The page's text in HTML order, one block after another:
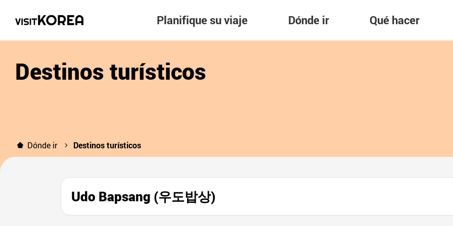
Planifique su viaje Dónde ir Qué hacer
Destinos turísticos
Dónde ir Destinos turísticos
Udo Bapsang (우도밥상)